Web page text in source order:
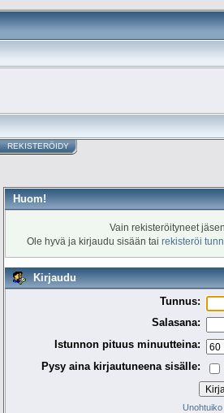
REKISTERÖIDY
Huom!
Vain rekisteröityneet
Ole hyvä ja kirjaudu sisään tairekisteröi
Kirjaudu
Tunnus:
Salasana:
Istunnon pituus minuutteina:
Pysy aina kirjautuneena sisälle: